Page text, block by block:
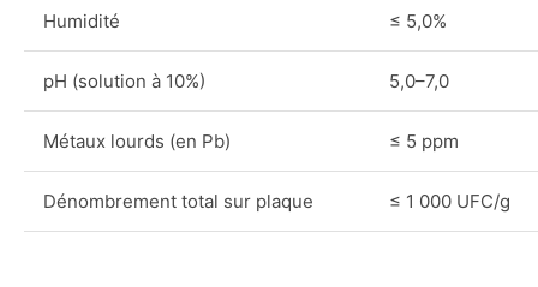
Humidité ≤ 5,0%
pH (solution à 10%) 5,0–7,0
Métaux lourds (en Pb) ≤ 5 ppm
Dénombrement total sur plaque ≤ 1 000 UFC/g